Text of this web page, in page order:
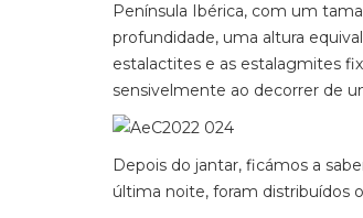
Península Ibérica, com um
profundidade, uma altura
estalactites e as estalagmites
sensivelmente ao decorrer de
Depois do jantar, ficámos a
última noite, foram distribuídos